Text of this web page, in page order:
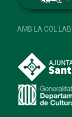
AMB LA